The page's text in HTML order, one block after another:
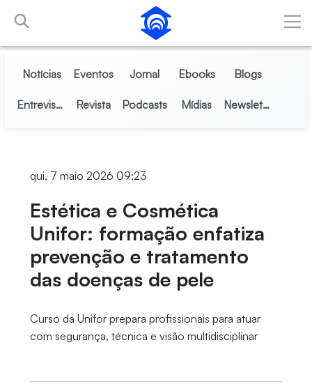
Pular para o Conteúdo principal
Notícias Eventos Jornal Ebooks Blogs
Entrevistas Revista Podcasts Mídias Newsletter
qui, 7 maio 2026 09:23
Estética e Cosmética
Unifor: formação enfatiza
prevenção e tratamento
das doenças de pele
Curso da Unifor prepara profissionais para atuar
com segurança, técnica e visão multidisciplinar